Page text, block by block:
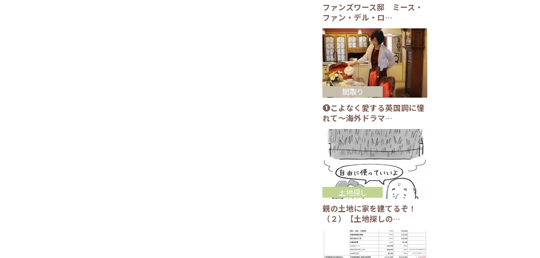
ファンズワース邸 ミース・
ファン・デル・ロ…
❶こよなく愛する英国調に憧
れて～海外ドラマ…
間取り
親の土地に家を建てるぞ！
（２）【土地探しの…
土地探し